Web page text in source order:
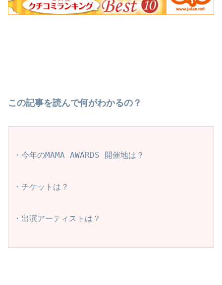
この記事を読んで何がわかるの？
・今年のMAMA AWARDS 開催地は？
・チケットは？
・出演アーティストは？